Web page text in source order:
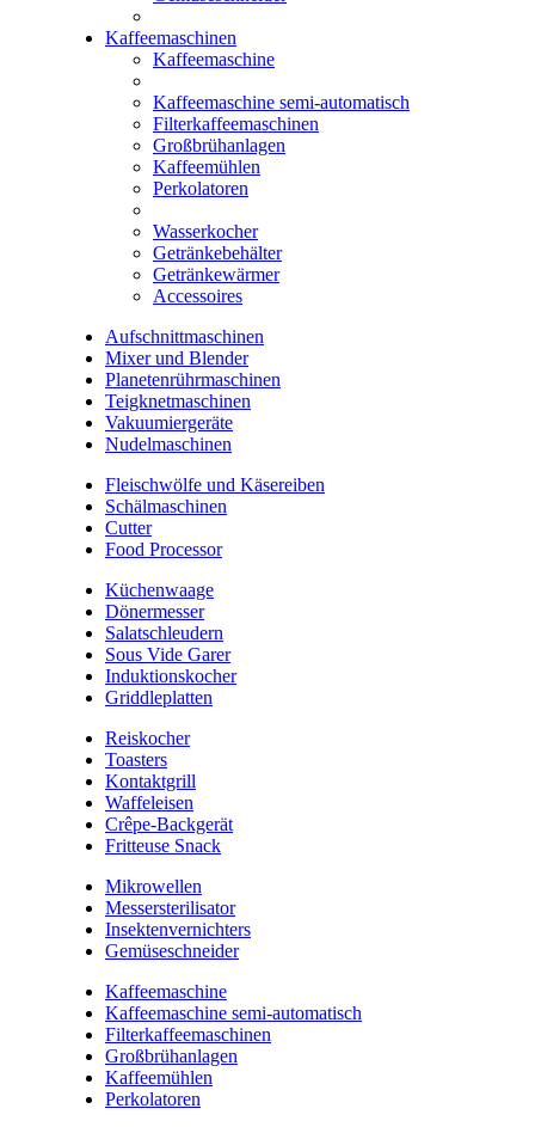
Kaffeemaschinen
Kaffeemaschine
Kaffeemaschine semi-automatisch
Filterkaffeemaschinen
Großbrühanlagen
Kaffeemühlen
Perkolatoren
Wasserkocher
Getränkebehälter
Getränkewärmer
Accessoires
Aufschnittmaschinen
Mixer und Blender
Planetenrührmaschinen
Teigknetmaschinen
Vakuumiergeräte
Nudelmaschinen
Fleischwölfe und Käsereiben
Schälmaschinen
Cutter
Food Processor
Küchenwaage
Dönermesser
Salatschleudern
Sous Vide Garer
Induktionskocher
Griddleplatten
Reiskocher
Toasters
Kontaktgrill
Waffeleisen
Crêpe-Backgerät
Fritteuse Snack
Mikrowellen
Messersterilisator
Insektenvernichters
Gemüseschneider
Kaffeemaschine
Kaffeemaschine semi-automatisch
Filterkaffeemaschinen
Großbrühanlagen
Kaffeemühlen
Perkolatoren